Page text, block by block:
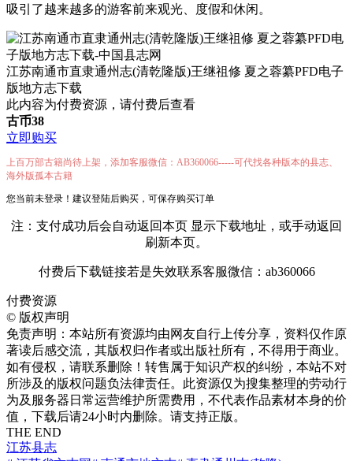
吸引了越来越多的游客前来观光、度假和休闲。
江苏南通市直隶通州志(清乾隆版)王继祖修 夏之蓉纂PFD电子
版地方志下载
此内容为付费资源，请付费后查看
古币38
立即购买
上百万部古籍尚待上架，添加客服微信：AB360066-----可代找各种版本的县志、
海外版孤本古籍
您当前未登录！建议登陆后购买，可保存购买订单
注：支付成功后会自动返回本页 显示下载地址，或手动返回
刷新本页。
付费后下载链接若是失效联系客服微信：ab360066
付费资源
© 版权声明
免责声明：本站所有资源均由网友自行上传分享，资料仅作原
著读后感交流，其版权归作者或出版社所有，不得用于商业。
如有侵权，请联系删除！转售属于知识产权的纠纷，本站不对
所涉及的版权问题负法律责任。此资源仅为搜集整理的劳动行
为及服务器日常运营维护所需费用，不代表作品素材本身的价
值，下载后请24小时内删除。请支持正版。
THE END
江苏县志